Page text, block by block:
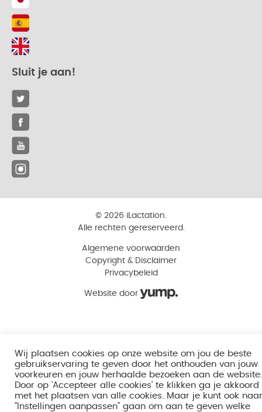
Sluit je aan!
© 2026 iLactation.
Alle rechten gereserveerd.
Algemene voorwaarden
Copyright & Disclaimer
Privacybeleid
Website door
Wij plaatsen cookies op onze website om jou de beste
gebruikservaring te geven door het onthouden van jouw
voorkeuren en jouw herhaalde bezoeken aan de website.
Door op ‘Accepteer alle cookies’ te klikken ga je akkoord
met het plaatsen van alle cookies. Maar je kunt ook naar
"Instellingen aanpassen" gaan om aan te geven welke